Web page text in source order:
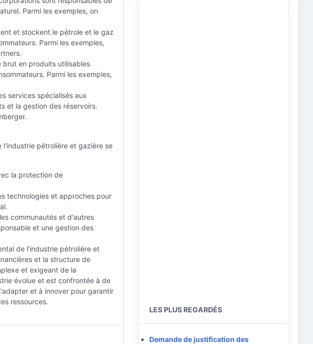
Parmi les exemples, on
et stockent le pétrole et le gaz
Parmi les exemples,
brut en produits utilisables
Parmi les exemples,
services spécialisés aux
et la gestion des réservoirs.
pétrolière et gazière se
la protection de
technologies et approches pour
communautés et d'autres
et une gestion des
de l'industrie pétrolière et
et la structure de
et exigeant de la
évolue et est confrontée à de
et à innover pour garantir
ressources.
LES PLUS REGARDÉS
Demande de justification des